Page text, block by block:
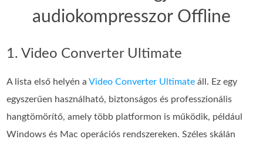
audiokompresszor Offline
1. Video Converter Ultimate
A lista első helyén aVideo Converter Ultimate áll. Ez egy
egyszerűen használható, biztonságos és professzionális
hangtömörítő, amely több platformon is működik, például
Windows és Mac operációs rendszereken. Széles skálán